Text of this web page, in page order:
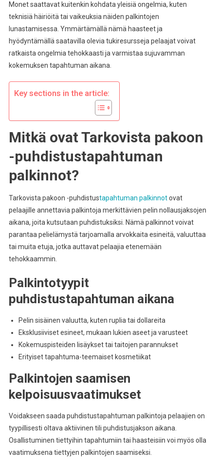
Pyyhkäisy-
Yleiset
Ongelmat,
Monet saattavat kuitenkin kohdata yleisiä ongelmia, kuten
teknisiä häiriöitä tai vaikeuksia näiden palkintojen
lunastamisessa. Ymmärtämällä nämä haasteet ja
hyödyntämällä saatavilla olevia tukiresursseja pelaajat voivat
ratkaista ongelmia tehokkaasti ja varmistaa sujuvamman
kokemuksen tapahtuman aikana.
Key sections in the article:
Mitkä ovat Tarkovista pakoon
-puhdistustapahtuman
palkinnot?
Tarkovista pakoon -puhdistustapahtuman palkinnotovat
pelaajille annettavia palkintoja merkittävien pelin nollausjaksojen
aikana, joita kutsutaan puhdistuksiksi. Nämä palkinnot voivat
parantaa pelielämystä tarjoamalla arvokkaita esineitä, valuuttaa
tai muita etuja, jotka auttavat pelaajia etenemään
tehokkaammin.
Palkintotyypit
puhdistustapahtuman aikana
Pelin sisäinen valuutta, kuten ruplia tai dollareita
Eksklusiiviset esineet, mukaan lukien aseet ja varusteet
Kokemuspisteiden lisäykset tai taitojen parannukset
Erityiset tapahtuma-teemaiset kosmetiikat
Palkintojen saamisen
kelpoisuusvaatimukset
Voidakseen saada puhdistustapahtuman palkintoja pelaajien on
tyypillisesti oltava aktiivinen tili puhdistusjakson aikana.
Osallistuminen tiettyihin tapahtumiin tai haasteisiin voi myös olla
vaatimuksena tiettyjen palkintojen saamiseksi.